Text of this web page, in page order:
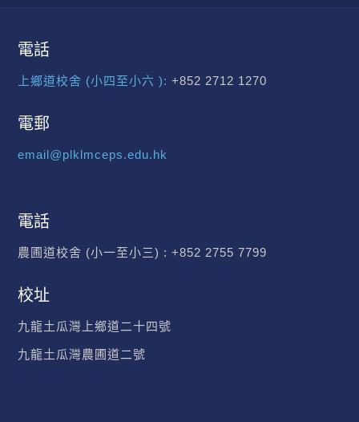
電話
上鄉道校舍 (小四至小六 ): +852 2712 1270
電郵
email@plklmceps.edu.hk
電話
農圃道校舍 (小一至小三) : +852 2755 7799
校址
九龍土瓜灣上鄉道二十四號
九龍土瓜灣農圃道二號